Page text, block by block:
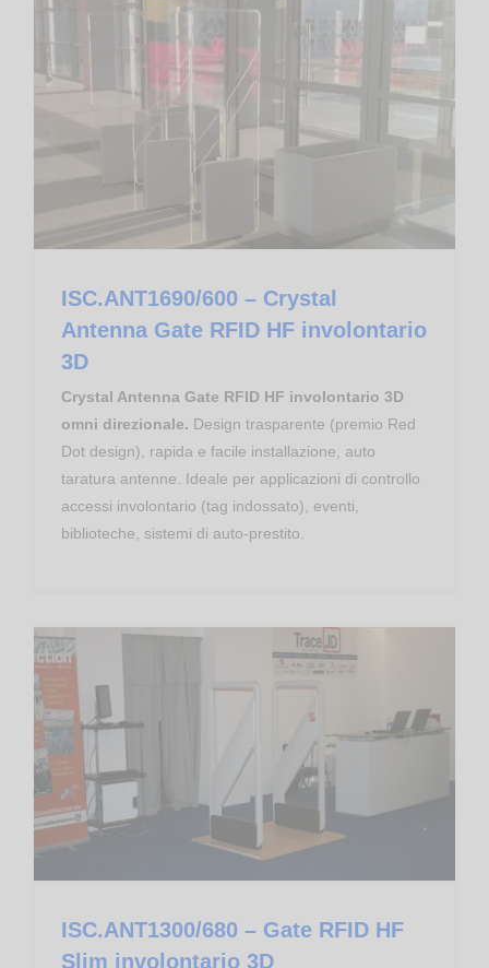
ISC.ANT1690/600 – Crystal
Antenna Gate RFID HF involontario
3D
Crystal Antenna Gate RFID HF involontario 3D
omni direzionale. Design trasparente (premio Red
Dot design), rapida e facile installazione, auto
taratura antenne. Ideale per applicazioni di controllo
accessi involontario (tag indossato), eventi,
biblioteche, sistemi di auto-prestito.
ISC.ANT1300/680 – Gate RFID HF
Slim involontario 3D